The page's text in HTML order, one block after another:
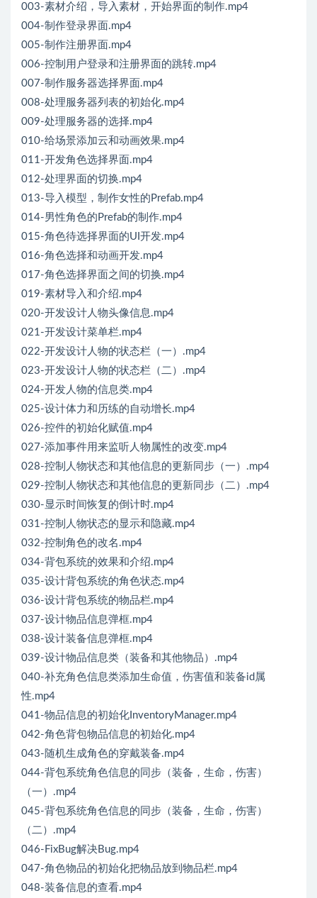
003-素材介绍，导入素材，开始界面的制作.mp4
004-制作登录界面.mp4
005-制作注册界面.mp4
006-控制用户登录和注册界面的跳转.mp4
007-制作服务器选择界面.mp4
008-处理服务器列表的初始化.mp4
009-处理服务器的选择.mp4
010-给场景添加云和动画效果.mp4
011-开发角色选择界面.mp4
012-处理界面的切换.mp4
013-导入模型，制作女性的Prefab.mp4
014-男性角色的Prefab的制作.mp4
015-角色待选择界面的UI开发.mp4
016-角色选择和动画开发.mp4
017-角色选择界面之间的切换.mp4
019-素材导入和介绍.mp4
020-开发设计人物头像信息.mp4
021-开发设计菜单栏.mp4
022-开发设计人物的状态栏（一）.mp4
023-开发设计人物的状态栏（二）.mp4
024-开发人物的信息类.mp4
025-设计体力和历练的自动增长.mp4
026-控件的初始化赋值.mp4
027-添加事件用来监听人物属性的改变.mp4
028-控制人物状态和其他信息的更新同步（一）.mp4
029-控制人物状态和其他信息的更新同步（二）.mp4
030-显示时间恢复的倒计时.mp4
031-控制人物状态的显示和隐藏.mp4
032-控制角色的改名.mp4
034-背包系统的效果和介绍.mp4
035-设计背包系统的角色状态.mp4
036-设计背包系统的物品栏.mp4
037-设计物品信息弹框.mp4
038-设计装备信息弹框.mp4
039-设计物品信息类（装备和其他物品）.mp4
040-补充角色信息类添加生命值，伤害值和装备id属
性.mp4
041-物品信息的初始化InventoryManager.mp4
042-角色背包物品信息的初始化.mp4
043-随机生成角色的穿戴装备.mp4
044-背包系统角色信息的同步（装备，生命，伤害）
（一）.mp4
045-背包系统角色信息的同步（装备，生命，伤害）
（二）.mp4
046-FixBug解决Bug.mp4
047-角色物品的初始化把物品放到物品栏.mp4
048-装备信息的查看.mp4